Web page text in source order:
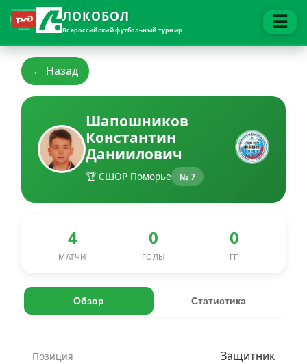
ЛОКОБОЛ
Всероссийский футбольный турнир ☰
← Назад
Шапошников
Константин
Даниилович
🏆 СШОР Поморье № 7
4
МАТЧИ
0
ГОЛЫ
0
ГП
Обзор Статистика
Позиция Защитник